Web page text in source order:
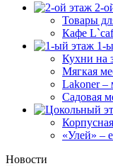
2-
Товары
Кафе
1-
Кухни на
Мягкая
Lakoner –
Садовая
«Улей» –
Новости